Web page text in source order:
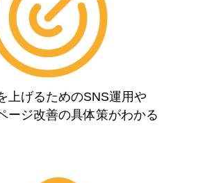
上げるためのSNS運用や
ージ改善の具体策がわかる